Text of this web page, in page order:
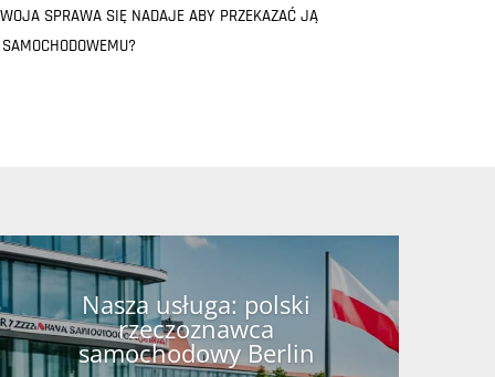
SPRAWA SIĘ NADAJE ABY PRZEKAZAĆ JĄ
Nasza usługa: polski
rzeczoznawca
samochodowy Berlin